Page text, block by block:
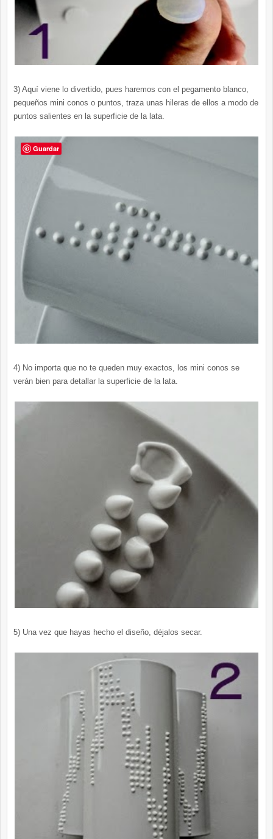
3) Aquí viene lo divertido, pues haremos con el pegamento blanco,
pequeños mini conos o puntos, traza unas hileras de ellos a modo de
puntos salientes en la superficie de la lata.
4) No importa que no te queden muy exactos, los mini conos se
verán bien para detallar la superficie de la lata.
5) Una vez que hayas hecho el diseño, déjalos secar.
Guardar